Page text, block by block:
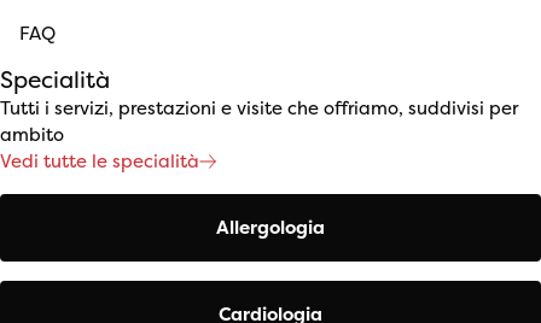
FAQ
Specialità
Tutti i servizi, prestazioni e visite che offriamo, suddivisi per
ambito
Vedi tutte le specialità
Allergologia
Cardiologia